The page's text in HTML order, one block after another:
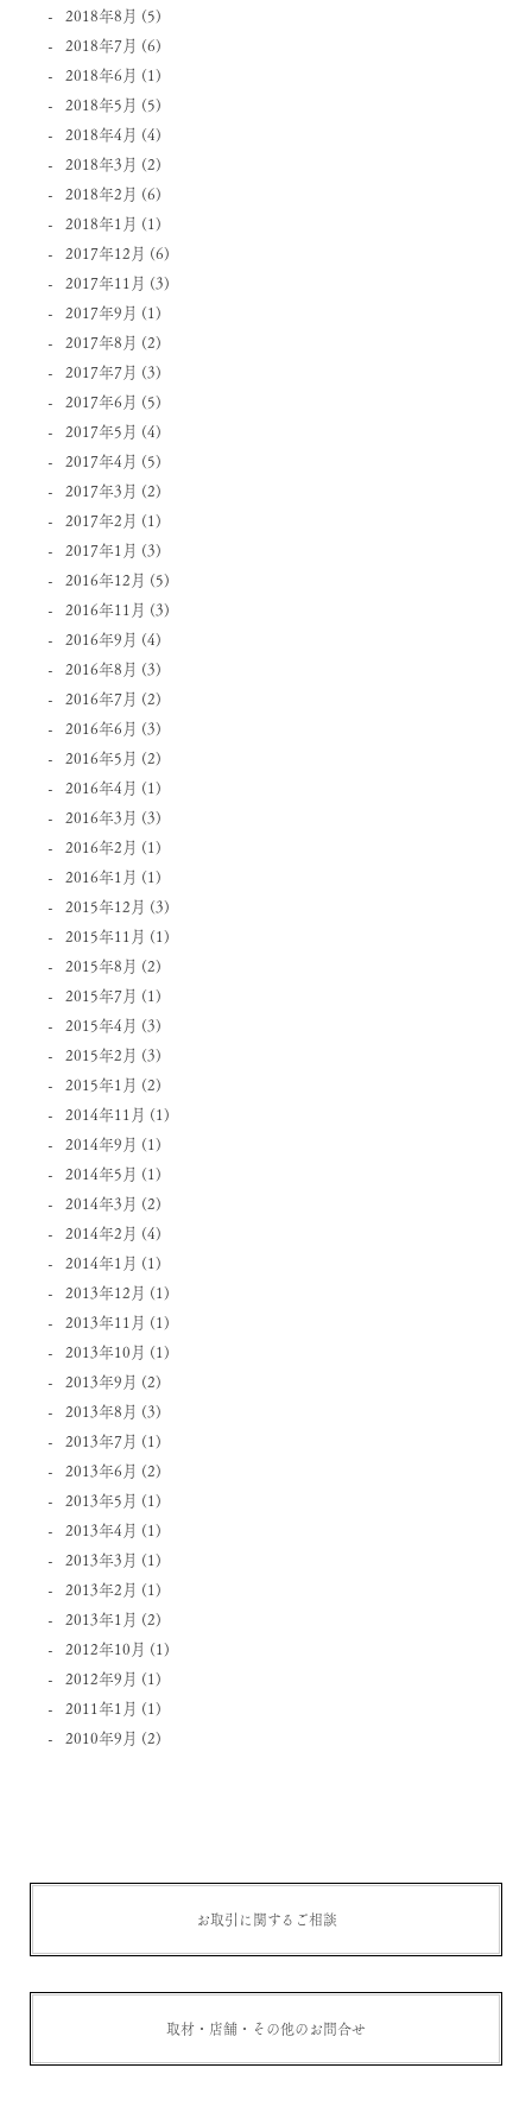
2018年8月 (5)
2018年7月 (6)
2018年6月 (1)
2018年5月 (5)
2018年4月 (4)
2018年3月 (2)
2018年2月 (6)
2018年1月 (1)
2017年12月 (6)
2017年11月 (3)
2017年9月 (1)
2017年8月 (2)
2017年7月 (3)
2017年6月 (5)
2017年5月 (4)
2017年4月 (5)
2017年3月 (2)
2017年2月 (1)
2017年1月 (3)
2016年12月 (5)
2016年11月 (3)
2016年9月 (4)
2016年8月 (3)
2016年7月 (2)
2016年6月 (3)
2016年5月 (2)
2016年4月 (1)
2016年3月 (3)
2016年2月 (1)
2016年1月 (1)
2015年12月 (3)
2015年11月 (1)
2015年8月 (2)
2015年7月 (1)
2015年4月 (3)
2015年2月 (3)
2015年1月 (2)
2014年11月 (1)
2014年9月 (1)
2014年5月 (1)
2014年3月 (2)
2014年2月 (4)
2014年1月 (1)
2013年12月 (1)
2013年11月 (1)
2013年10月 (1)
2013年9月 (2)
2013年8月 (3)
2013年7月 (1)
2013年6月 (2)
2013年5月 (1)
2013年4月 (1)
2013年3月 (1)
2013年2月 (1)
2013年1月 (2)
2012年10月 (1)
2012年9月 (1)
2011年1月 (1)
2010年9月 (2)
お取引に関するご相談
取材・店舗・その他のお問合せ